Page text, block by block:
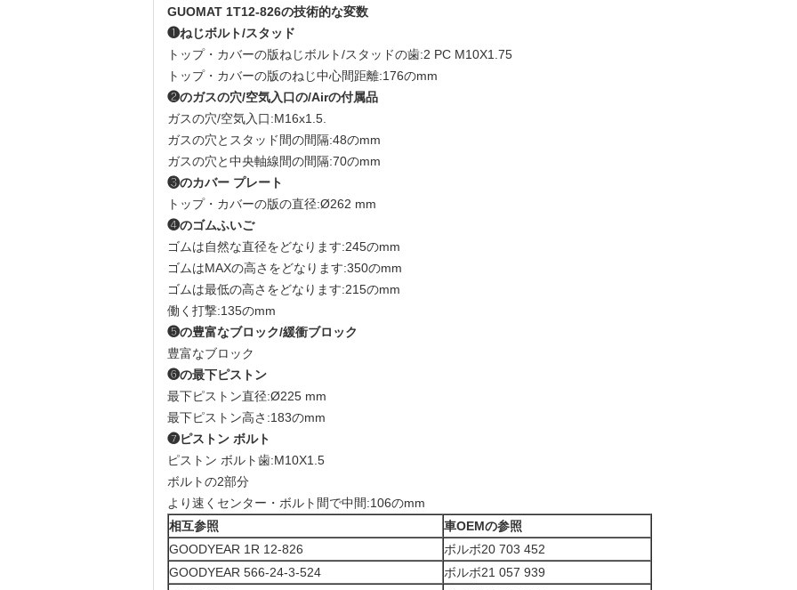
GUOMAT 1T12-826の技術的な変数
❶ねじボルト/スタッド
トップ・カバーの版ねじボルト/スタッドの歯:2 PC M10X1.75
トップ・カバーの版のねじ中心間距離:176のmm
❷のガスの穴/空気入口の/Airの付属品
ガスの穴/空気入口:M16x1.5.
ガスの穴とスタッド間の間隔:48のmm
ガスの穴と中央軸線間の間隔:70のmm
❸のカバー プレート
トップ・カバーの版の直径:Ø262 mm
❹のゴムふいご
ゴムは自然な直径をどなります:245のmm
ゴムはMAXの高さをどなります:350のmm
ゴムは最低の高さをどなります:215のmm
働く打撃:135のmm
❺の豊富なブロック/緩衝ブロック
豊富なブロック
❻の最下ピストン
最下ピストン直径:Ø225 mm
最下ピストン高さ:183のmm
❼ピストン ボルト
ピストン ボルト歯:M10X1.5
ボルトの2部分
より速くセンター・ボルト間で中間:106のmm
相互参照
車OEMの参照
GOODYEAR 1R 12-826
ボルボ20 703 452
GOODYEAR 566-24-3-524
ボルボ21 057 939